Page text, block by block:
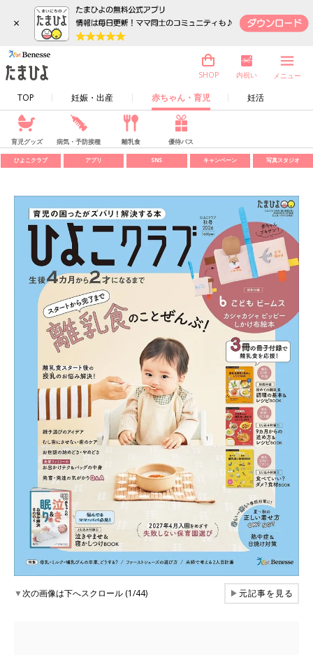
×
TOP 妊娠・出産 赤ちゃん・育児 妊活
SHOP 内祝い メニュー
育児グッズ 病気・予防接種 離乳食 優待パス
ひよこクラブ アプリ SNS キャンペーン 写真スタジオ
▼次の画像は下へスクロール (1/44) ▶元記事を見る